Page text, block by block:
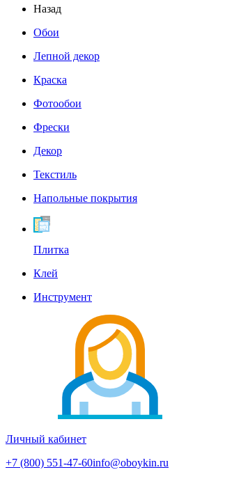
Назад
Обои
Лепной декор
Краска
Фотообои
Фрески
Декор
Текстиль
Напольные покрытия
Плитка
Клей
Инструмент
Личный кабинет
+7 (800) 551-47-60info@oboykin.ru